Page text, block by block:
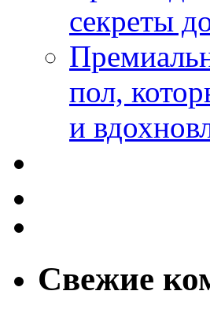
секреты
пол,
и
Свежие